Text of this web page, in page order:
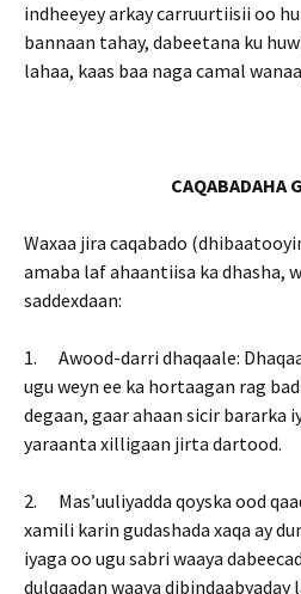
indheeyey arkay carruurtiisii oo
bannaan tahay, dabeetana ku
lahaa, kaas baa naga camal
CAQABADAHA
Waxaa jira caqabado
amaba laf ahaantiisa ka dhasha,
saddexdaan:
1. Awood-darri dhaqaale:
ugu weyn ee ka hortaagan rag
degaan, gaar ahaan sicir bararka
yaraanta xilligaan jirta dartood.
2. Mas’uuliyadda qoyska ood
xamili karin gudashada xaqa ay
iyaga oo ugu sabri waaya
dulqaadan waaya dibindaabyaday